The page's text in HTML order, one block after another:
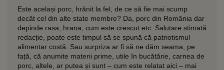
Este același porc, hrănit la fel, de ce să fie mai scump
decât cel din alte state membre? Da, porc din România dar
depinde rasa, hrana, cum este crescut etc. Salutare stimată
redacție, poate este timpul să se spună că patriotismul
alimentar costă. Sau surpriza ar fi să ne dăm seama, pe
față, că anumite materii prime, utile în bucătărie, carnea de
porc, altele, ar putea și sunt – cum este relatat aici – mai